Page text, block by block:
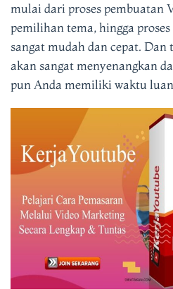
mulai dari proses pembuatan
pemilihan tema, hingga
sangat mudah dan cepat.
akan sangat menyenangkan
pun Anda memiliki waktu